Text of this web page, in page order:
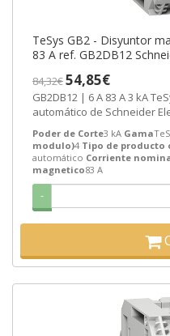
TeSys GB2 - Disyuntor
83 A ref. GB2DB12
84,32€54,85€
GB2DB12 | 6 A 83 A 3 kA TeSys GB2 TeSys 4 Interruptor
automático de Schneider
Poder de Corte3 kA Gama
modulo)4 Tipo de producto
automático Corriente
magnetico83 A
-